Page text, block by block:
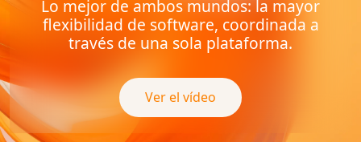
Lo mejor de ambos mundos: la mayor
flexibilidad de software, coordinada a
través de una sola plataforma.
Ver el vídeo